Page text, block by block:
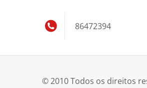
86472394
© 2010 Todos os direitos